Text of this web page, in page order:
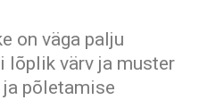
on väga palju
lõplik värv ja muster
põletamise